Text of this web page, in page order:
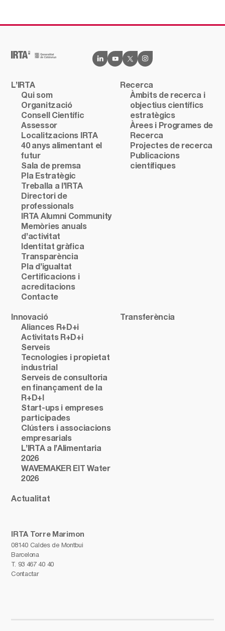
IRTA Torre Marimon
08140 Caldes de Montbui
Barcelona
T. 93 467 40 40
Contactar
L’IRTA
Qui som
Organització
Consell Científic
Assessor
Localitzacions IRTA
40 anys alimentant el
futur
Sala de premsa
Pla Estratègic
Treballa a l’IRTA
Directori de
professionals
IRTA Alumni Community
Memòries anuals
d’activitat
Identitat gràfica
Transparència
Pla d’igualtat
Certificacions i
acreditacions
Contacte
Recerca
Àmbits de recerca i
objectius científics
estratègics
Àrees i Programes de
Recerca
Projectes de recerca
Publicacions
científiques
Innovació
Aliances R+D+i
Activitats R+D+i
Serveis
Tecnologies i propietat
industrial
Serveis de consultoria
en finançament de la
R+D+I
Start-ups i empreses
participades
Clústers i associacions
empresarials
L’IRTA a l’Alimentaria
2026
WAVEMAKER EIT Water
2026
Transferència
Actualitat